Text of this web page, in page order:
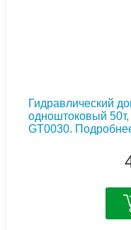
Гидравлический
одноштоковый
GT0030.